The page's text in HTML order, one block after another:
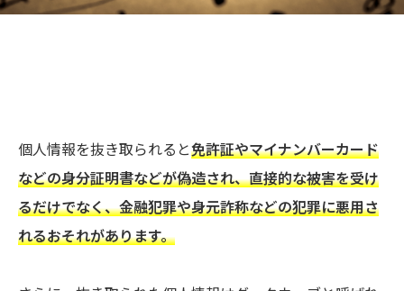
個人情報を抜き取られると免許証やマイナンバーカード
などの身分証明書などが偽造され、直接的な被害を受け
るだけでなく、金融犯罪や身元詐称などの犯罪に悪用さ
れるおそれがあります。